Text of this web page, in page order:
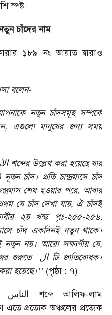
স্পষ্ট।
চাঁদের নাম
১৮৯ নং আয়াত দ্বারাও
বলেন-
নতুন চাঁদসমূহ সম্পর্কে
এগুলো মানুষের জন্য সময়
শব্দের উল্লেখ করা হয়েছে যার
চাঁদ। প্রতি চান্দ্রমাসে চাঁদ
শেষ হওয়ার পরে, আবার
যে চাঁদ দেখা যায়, ঐ চাঁদই
২য় খন্ড পৃঃ-২৫৫-২৫৬;
চাঁদ একদিনই নতুন থাকে।
নতুন নয়। আরো লক্ষ্যণীয় যে,
শুরুতে ال টি জাতিবোধক।
হয়েছে।’’ (পৃষ্ঠা : ৭)
الناس শব্দে আলিফ-লাম
প্রত্যেক অঞ্চলের প্রত্যেক